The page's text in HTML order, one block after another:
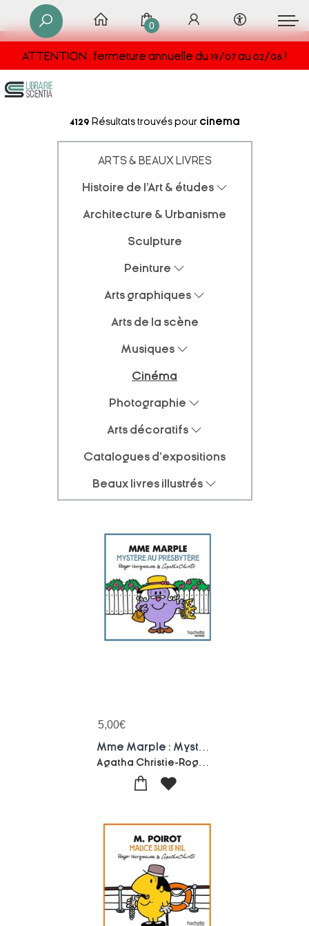
ATTENTION : fermeture annuelle du 19/07 au 02/08 !
0
4129 Résultats trouvés pour cinema
ARTS & BEAUX LIVRES
Histoire de l'Art & études
Architecture & Urbanisme
Sculpture
Peinture
Arts graphiques
Arts de la scène
Musiques
Cinéma
Photographie
Arts décoratifs
Catalogues d'expositions
Beaux livres illustrés
5,00€